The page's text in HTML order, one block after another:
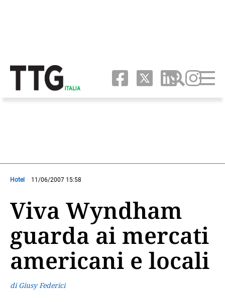
Hotel 11/06/2007 15:58
Viva Wyndham
guarda ai mercati
americani e locali
di Giusy Federici